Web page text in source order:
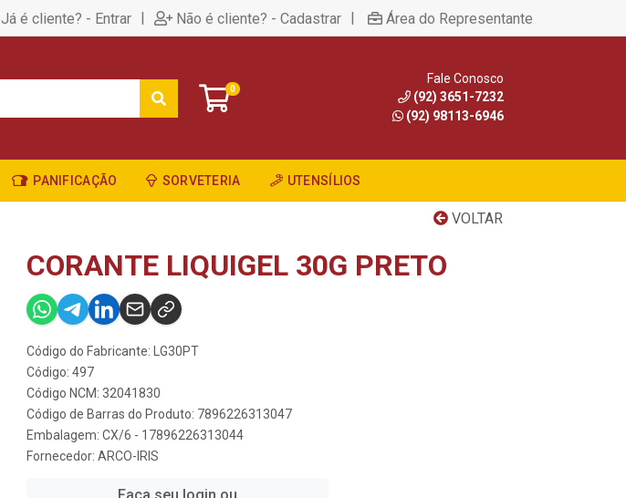
Já é cliente? - Entrar | Não é cliente? - Cadastrar | Área do Representante
0
Fale Conosco
(92) 3651-7232
(92) 98113-6946
PANIFICAÇÃO SORVETERIA UTENSÍLIOS
VOLTAR
CORANTE LIQUIGEL 30G PRETO
Código do Fabricante: LG30PT
Código: 497
Código NCM: 32041830
Código de Barras do Produto: 7896226313047
Embalagem: CX/6 - 17896226313044
Fornecedor: ARCO-IRIS